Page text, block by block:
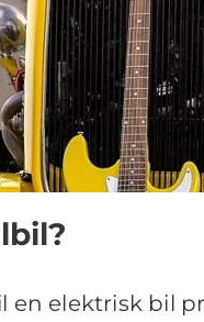
en elektrisk bil